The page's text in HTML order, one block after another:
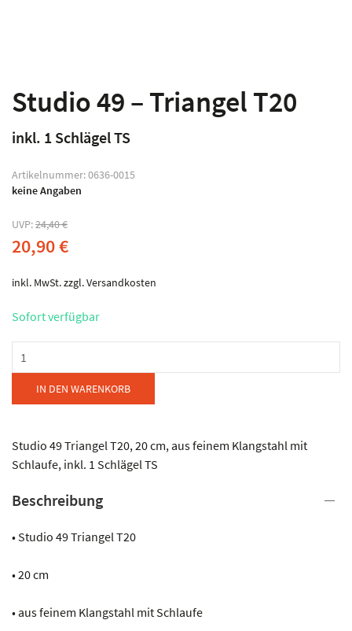
Studio 49 – Triangel T20
inkl. 1 Schlägel TS
Artikelnummer:0636-0015
keine Angaben
UVP:24,40€
20,90€
inkl. MwSt.zzgl.Versandkosten
Sofort verfügbar
49
Triangel
Menge
IN DEN WARENKORB
Studio 49 Triangel T20, 20 cm, aus feinem Klangstahl mit
Schlaufe, inkl. 1 Schlägel TS
Beschreibung
• Studio 49 Triangel T20
• 20 cm
• aus feinem Klangstahl mit Schlaufe